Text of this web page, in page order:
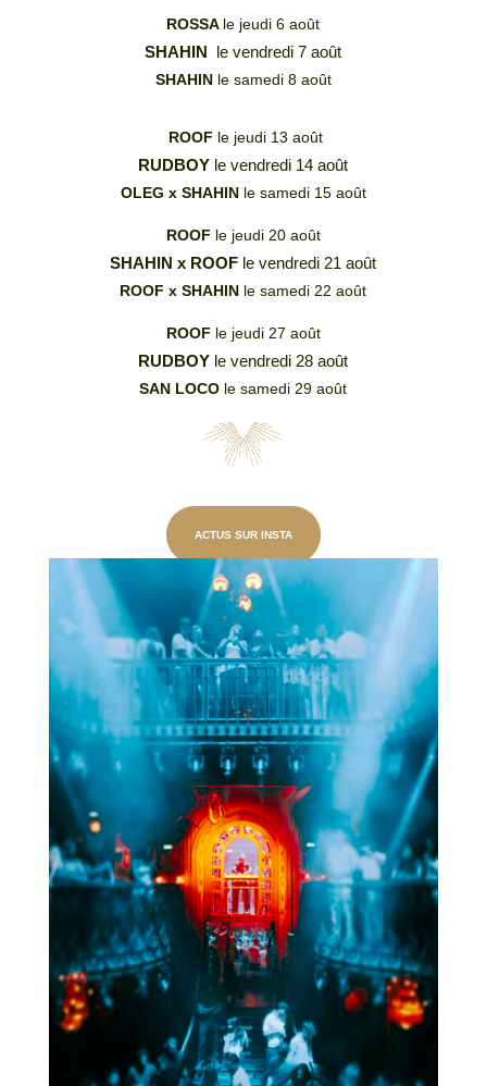
ROSSA le jeudi 6 août
SHAHIN le vendredi 7 août
SHAHIN le samedi 8 août
ROOF le jeudi 13 août
RUDBOY le vendredi 14 août
OLEG x SHAHIN le samedi 15 août
ROOF le jeudi 20 août
SHAHIN x ROOF le vendredi 21 août
ROOF x SHAHIN le samedi 22 août
ROOF le jeudi 27 août
RUDBOY le vendredi 28 août
SAN LOCO le samedi 29 août
ACTUS SUR INSTA